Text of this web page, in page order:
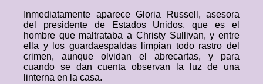
Inmediatamente aparece Gloria Russell, asesora
del presidente de Estados Unidos, que es el
hombre que maltrataba a Christy Sullivan, y entre
ella y los guardaespaldas limpian todo rastro del
crimen, aunque olvidan el abrecartas, y para
cuando se dan cuenta observan la luz de una
linterna en la casa.